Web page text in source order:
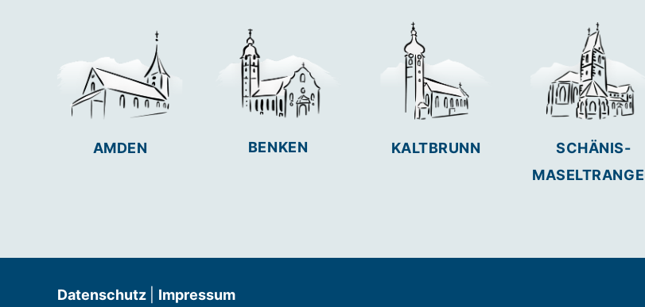
AMDEN BENKEN KALTBRUNN
SCHÄNIS-
Datenschutz Impressum